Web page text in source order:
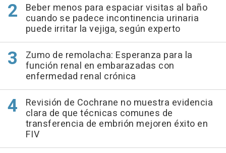
Beber menos para espaciar visitas al baño
cuando se padece incontinencia urinaria
puede irritar la vejiga, según experto
Zumo de remolacha: Esperanza para la
función renal en embarazadas con
enfermedad renal crónica
Revisión de Cochrane no muestra evidencia
clara de que técnicas comunes de
transferencia de embrión mejoren éxito en
FIV